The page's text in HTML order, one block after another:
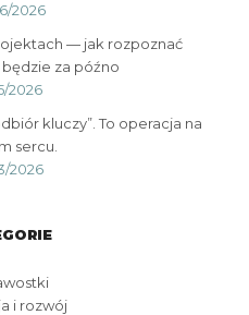
2026
— jak rozpoznać
za późno
2026
kluczy”. To operacja na
sercu.
2026
i rozwój